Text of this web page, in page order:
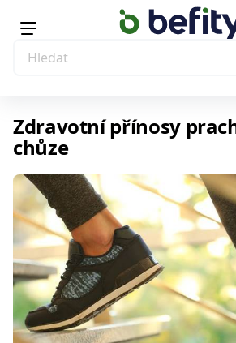
Zdravotní přínosy
chůze